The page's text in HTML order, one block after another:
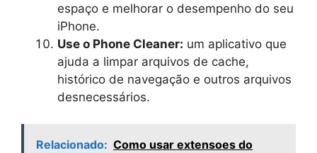
espaço e melhorar o desempenho do seu
iPhone.
Use o Phone Cleaner: um aplicativo que
ajuda a limpar arquivos de cache,
histórico de navegação e outros arquivos
desnecessários.
Relacionado: Como usar extensoes do